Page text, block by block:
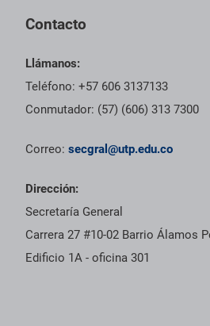
Contacto
Llámanos:
Teléfono: +57 606 3137133
Conmutador: (57) (606) 313 7300
Correo: secgral@utp.edu.co
Dirección:
Secretaría General
Carrera 27 #10-02 Barrio Álamos
Edificio 1A - oficina 301